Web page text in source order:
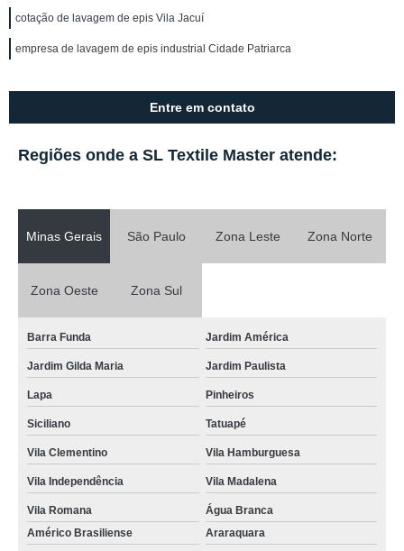
cotação de lavagem de epis Vila Jacuí
empresa de lavagem de epis industrial Cidade Patriarca
Entre em contato
Regiões onde a SL Textile Master atende:
Minas Gerais São Paulo Zona Leste Zona Norte
Zona Oeste Zona Sul
Barra Funda Jardim América
Jardim Gilda Maria Jardim Paulista
Lapa Pinheiros
Siciliano Tatuapé
Vila Clementino Vila Hamburguesa
Vila Independência Vila Madalena
Vila Romana
Água Branca
Américo Brasiliense
Araraquara